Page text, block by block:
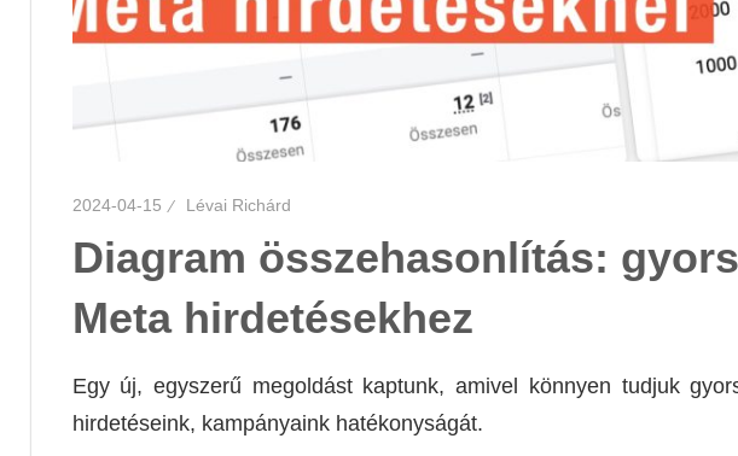
2024-04-15 Lévai Richárd
Diagram összehasonlítás:
Meta hirdetésekhez
Egy új, egyszerű megoldást kaptunk, amivel könnyen tudjuk
hirdetéseink, kampányaink hatékonyságát.